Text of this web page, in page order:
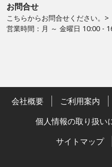
お問合せ
こちらからお問合せください。>
営業時間：月 ～ 金曜日 10:00 -
会社概要 ご利用案内
個人情報の取り扱い
サイトマップ